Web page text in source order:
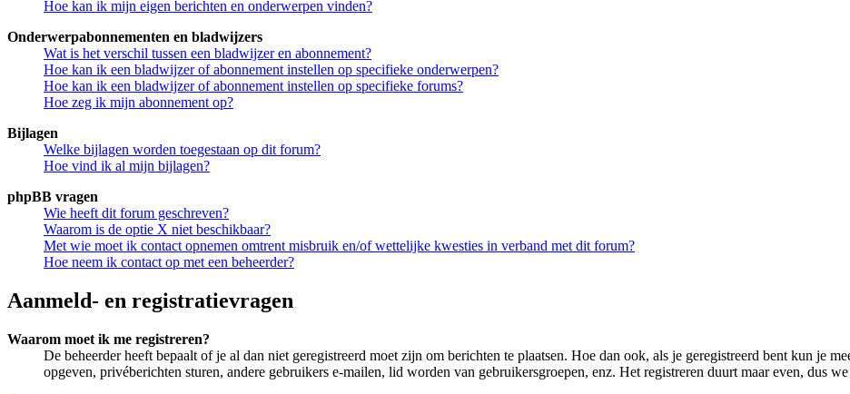
Hoe kan ik mijn eigen berichten en onderwerpen vinden?
Onderwerpabonnementen en bladwijzers
Wat is het verschil tussen een bladwijzer en abonnement?
Hoe kan ik een bladwijzer of abonnement instellen op specifieke onderwerpen?
Hoe kan ik een bladwijzer of abonnement instellen op specifieke forums?
Hoe zeg ik mijn abonnement op?
Bijlagen
Welke bijlagen worden toegestaan op dit forum?
Hoe vind ik al mijn bijlagen?
phpBB vragen
Wie heeft dit forum geschreven?
Waarom is de optie X niet beschikbaar?
Met wie moet ik contact opnemen omtrent misbruik en/of wettelijke kwesties in verband met dit forum?
Hoe neem ik contact op met een beheerder?
Aanmeld- en registratievragen
Waarom moet ik me registreren?
De beheerder heeft bepaalt of je al dan niet geregistreerd moet zijn om berichten te plaatsen. Hoe dan ook, als je geregistreerd bent kun je
opgeven, privéberichten sturen, andere gebruikers e-mailen, lid worden van gebruikersgroepen, enz. Het registreren duurt maar even, dus